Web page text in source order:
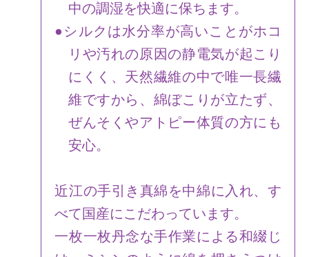
中の調湿を快適に保ちます。
●シルクは水分率が高いことがホコ
リや汚れの原因の静電気が起こり
にくく、天然繊維の中で唯一長繊
維ですから、綿ぼこりが立たず、
ぜんそくやアトピー体質の方にも
安心。
近江の手引き真綿を中綿に入れ、す
べて国産にこだわっています。
一枚一枚丹念な手作業による和綴じ